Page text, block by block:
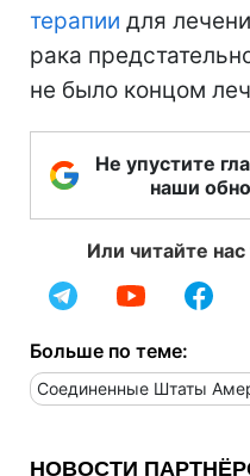
терапии для
рака
не было концом
Не упустите
наши
Или читайте
Больше по теме:
Соединенные Штаты